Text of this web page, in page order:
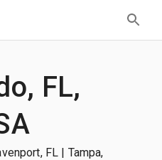
FL,
FL | Tampa,